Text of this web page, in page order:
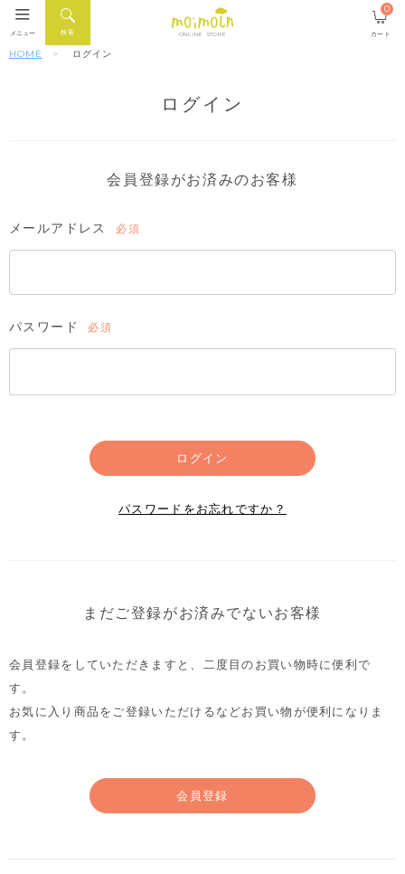
ONLINE STORE
検索
メニュー カート
0
HOME ログイン
ログイン
会員登録がお済みのお客様
メールアドレス
須)
パスワード
須)
ログイン
パスワードをお忘れですか？
まだご登録がお済みでないお客様
会員登録をしていただきますと、二度目のお買い物時に便利で
す。
お気に入り商品をご登録いただけるなどお買い物が便利になりま
す。
会員登録